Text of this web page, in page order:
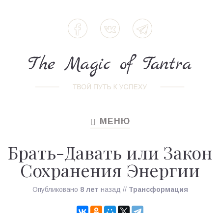
TOGGLE
МЕНЮ
Брать-Давать или Закон
Сохранения Энергии
Опубликовано 8 лет назад // Трансформация